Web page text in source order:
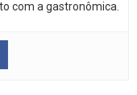
com a gastronômica.